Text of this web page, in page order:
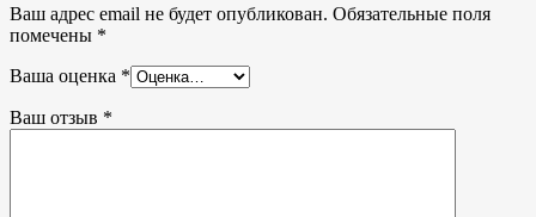
Ваш адрес email не будет опубликован. Обязательные поля
помечены *
Ваша оценка *
Ваш отзыв *